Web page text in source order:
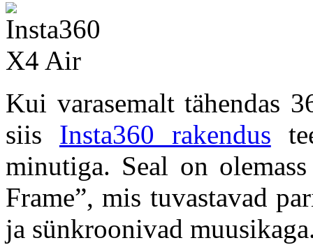
Kui varasemalt tähendas
siis Insta360 rakendus
minutiga. Seal on
Frame”, mis tuvastavad
ja sünkroonivad